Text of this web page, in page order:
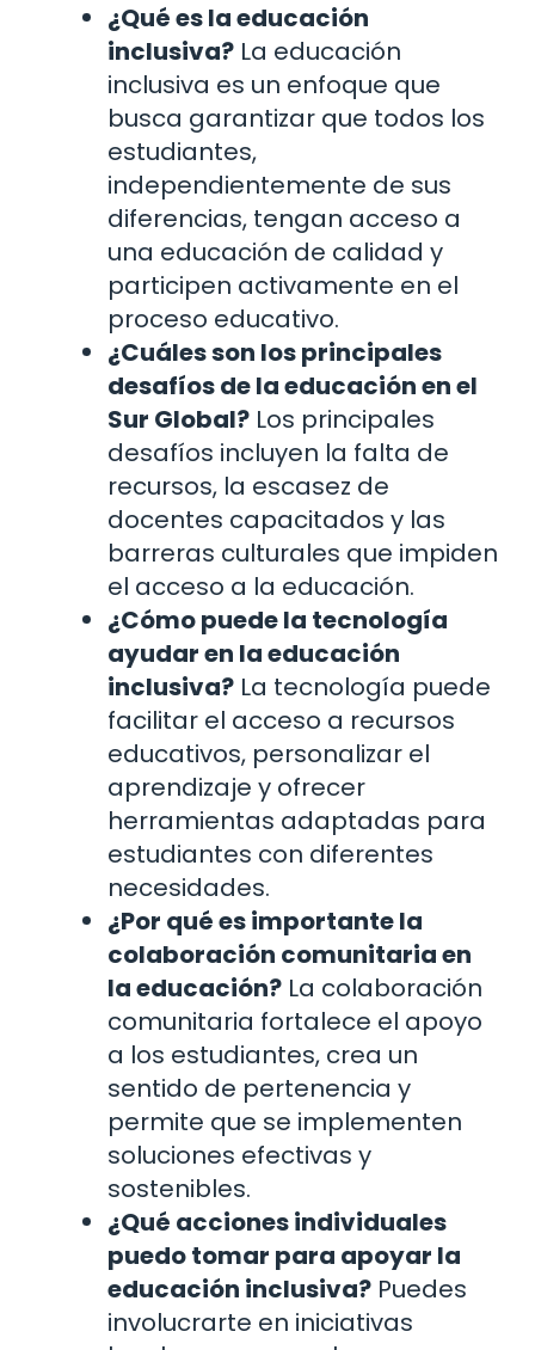
¿Qué es la educación
inclusiva? La educación
inclusiva es un enfoque que
busca garantizar que todos los
estudiantes,
independientemente de sus
diferencias, tengan acceso a
una educación de calidad y
participen activamente en el
proceso educativo.
¿Cuáles son los principales
desafíos de la educación en el
Sur Global? Los principales
desafíos incluyen la falta de
recursos, la escasez de
docentes capacitados y las
barreras culturales que impiden
el acceso a la educación.
¿Cómo puede la tecnología
ayudar en la educación
inclusiva? La tecnología puede
facilitar el acceso a recursos
educativos, personalizar el
aprendizaje y ofrecer
herramientas adaptadas para
estudiantes con diferentes
necesidades.
¿Por qué es importante la
colaboración comunitaria en
la educación? La colaboración
comunitaria fortalece el apoyo
a los estudiantes, crea un
sentido de pertenencia y
permite que se implementen
soluciones efectivas y
sostenibles.
¿Qué acciones individuales
puedo tomar para apoyar la
educación inclusiva? Puedes
involucrarte en iniciativas